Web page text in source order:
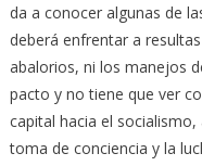
da a conocer algunas de
deberá enfrentar a
abalorios, ni los manejos
pacto y no tiene que ver
capital hacia el
toma de conciencia y la